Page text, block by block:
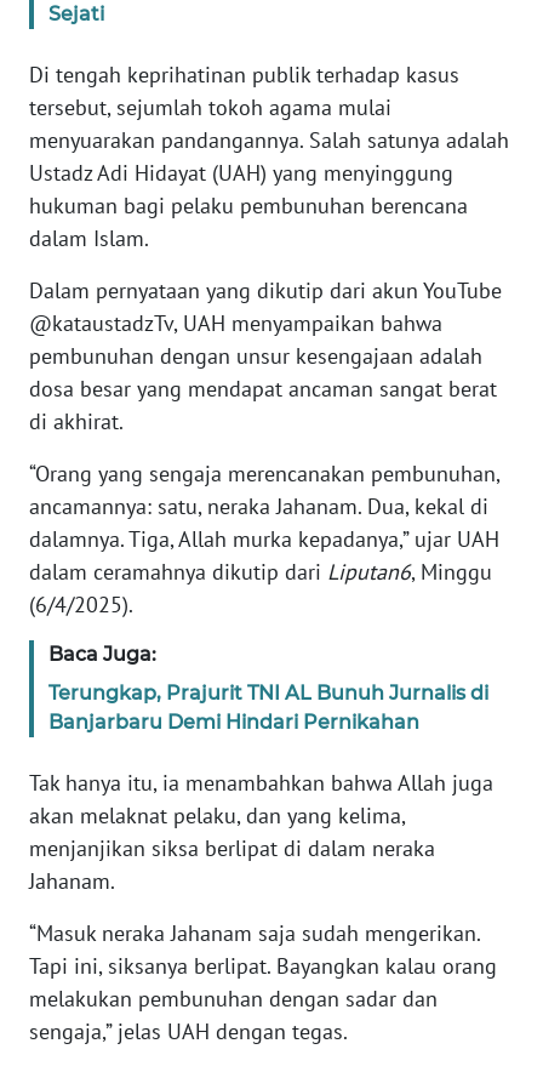
Sejati
Di tengah keprihatinan publik terhadap kasus
tersebut, sejumlah tokoh agama mulai
menyuarakan pandangannya. Salah satunya adalah
Ustadz Adi Hidayat (UAH) yang menyinggung
hukuman bagi pelaku pembunuhan berencana
dalam Islam.
Dalam pernyataan yang dikutip dari akun YouTube
@kataustadzTv, UAH menyampaikan bahwa
pembunuhan dengan unsur kesengajaan adalah
dosa besar yang mendapat ancaman sangat berat
di akhirat.
“Orang yang sengaja merencanakan pembunuhan,
ancamannya: satu, neraka Jahanam. Dua, kekal di
dalamnya. Tiga, Allah murka kepadanya,” ujar UAH
dalam ceramahnya dikutip dari Liputan6, Minggu
(6/4/2025).
Baca Juga:
Terungkap, Prajurit TNI AL Bunuh Jurnalis di
Banjarbaru Demi Hindari Pernikahan
Tak hanya itu, ia menambahkan bahwa Allah juga
akan melaknat pelaku, dan yang kelima,
menjanjikan siksa berlipat di dalam neraka
Jahanam.
“Masuk neraka Jahanam saja sudah mengerikan.
Tapi ini, siksanya berlipat. Bayangkan kalau orang
melakukan pembunuhan dengan sadar dan
sengaja,” jelas UAH dengan tegas.
PEDOMAN
SIBER
REDAKSI
KARIR
Wahana
News
Regional
SUMUT
WN
JAKARTA
JABAR
WN
WN
KEPRI
WN
PAPUA